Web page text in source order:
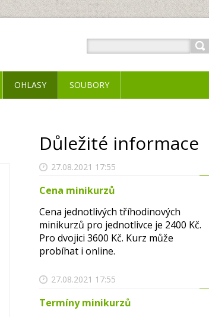
Důležité informace
27.08.2021 17:55
Cena minikurzů
Cena jednotlivých tříhodinových
minikurzů pro jednotlivce je 2400 Kč.
Pro dvojici 3600 Kč. Kurz může
probíhat i online.
27.08.2021 17:55
Termíny minikurzů
OHLASY SOUBORY